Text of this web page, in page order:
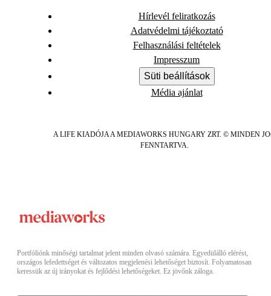
Hírlevél feliratkozás
Adatvédelmi tájékoztató
Felhasználási feltételek
Impresszum
Süti beállítások
Média ajánlat
A LIFE KIADÓJA A MEDIAWORKS HUNGARY ZRT. © MINDEN
FENNTARTVA.
Portfóliónk minőségi tartalmat jelent minden olvasó számára. Egyedülálló elérést,
országos lefedettséget és változatos megjelenési lehetőséget biztosít. Folyamatosan
keressük az új irányokat és fejlődési lehetőségeket. Ez jövőnk záloga.